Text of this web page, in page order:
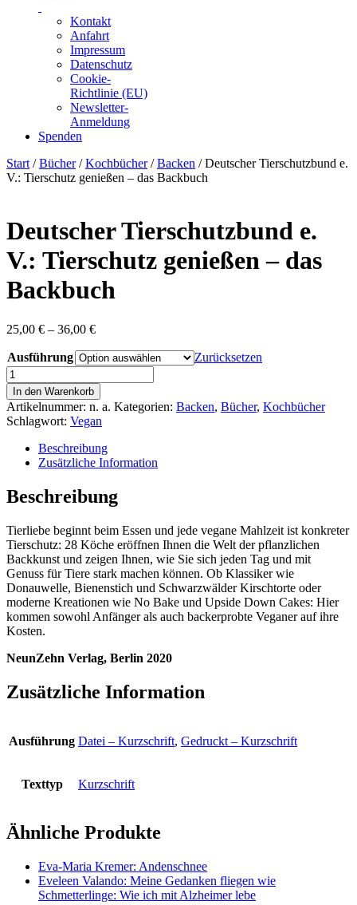
Kontakt
Anfahrt
Impressum
Datenschutz
Cookie-
Richtlinie (EU)
Newsletter-
Anmeldung
Spenden
Skip
to
Start /Bücher/Kochbücher/Backen / Deutscher Tierschutzbund e.
V.: Tierschutz genießen – das Backbuch
Deutscher Tierschutzbund e.
V.: Tierschutz genießen – das
Backbuch
25,00 € – 36,00 €Preisspanne:
bis
36,00 €
Ausführung
Zurücksetzen
Deutscher
Tierschutzbund
e.
V.:
Tierschutz
genießen
Backbuch
Menge
In den Warenkorb
Artikelnummer: n. a. Kategorien: Backen, Bücher, Kochbücher
Schlagwort: Vegan
Beschreibung
Zusätzliche Information
Beschreibung
Tierliebe beginnt beim Essen und jede vegane Mahlzeit ist konkreter
Tierschutz: 28 Köche eröffnen Ihnen die Welt der pflanzlichen
Backkunst und zeigen Ihnen, wie Sie sich jeden Tag und mit
Genuss für Tiere stark machen können. Ob Klassiker wie
Donauwelle, Bienenstich und Schwarzwälder Kirschtorte oder
moderne Kreationen wie No Bake und Upside Down Cakes: Hier
kommen sowohl Anfänger als auch backerprobte Veganer auf ihre
Kosten.
NeunZehn Verlag, Berlin 2020
Zusätzliche Information
Ausführung Datei – Kurzschrift, Gedruckt – Kurzschrift
Texttyp Kurzschrift
Ähnliche Produkte
Eva-Maria Kremer: Andenschnee
Eveleen Valando: Meine Gedanken fliegen wie
Schmetterlinge: Wie ich mit Alzheimer lebe